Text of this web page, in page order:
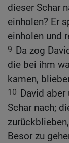
dieser Schar
einholen? Er
einholen und
9 Da zog
die bei ihm
kamen,
10 David
Schar nach;
Besor zu